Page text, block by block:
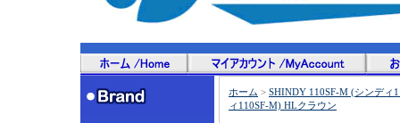
ホーム > SHINDY 110SF-M (シンディ
ィ110SF-M) HLクラウン